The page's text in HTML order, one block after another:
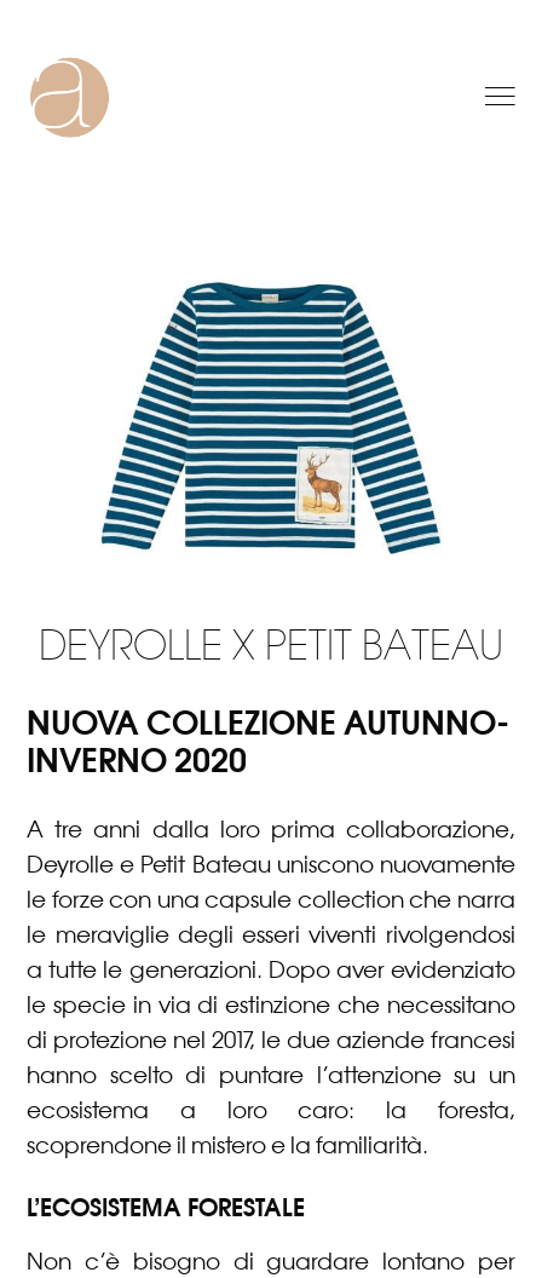
DEYROLLE X PETIT BATEAU
NUOVA COLLEZIONE AUTUNNO-
INVERNO 2020
A tre anni dalla loro prima collaborazione,
Deyrolle e Petit Bateau uniscono nuovamente
le forze con una capsule collection che narra
le meraviglie degli esseri viventi rivolgendosi
a tutte le generazioni. Dopo aver evidenziato
le specie in via di estinzione che necessitano
di protezione nel 2017, le due aziende francesi
hanno scelto di puntare l’attenzione su un
ecosistema a loro caro: la foresta,
scoprendone il mistero e la familiarità.
L’ECOSISTEMA FORESTALE
Non c’è bisogno di guardare lontano per